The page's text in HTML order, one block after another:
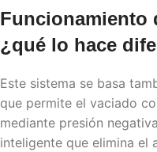
Funcionamiento
¿qué lo hace
Este sistema se basa
que permite el vaciado
mediante presión
inteligente que elimina el